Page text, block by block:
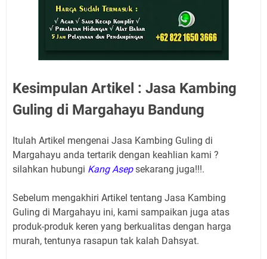
Kesimpulan Artikel : Jasa Kambing
Guling di Margahayu Bandung
Itulah Artikel mengenai Jasa Kambing Guling di
Margahayu anda tertarik dengan keahlian kami ?
silahkan hubungi Kang Asepsekarang juga!!!.
Sebelum mengakhiri Artikel tentang Jasa Kambing
Guling di Margahayu ini, kami sampaikan juga atas
produk-produk keren yang berkualitas dengan harga
murah, tentunya rasapun tak kalah Dahsyat.